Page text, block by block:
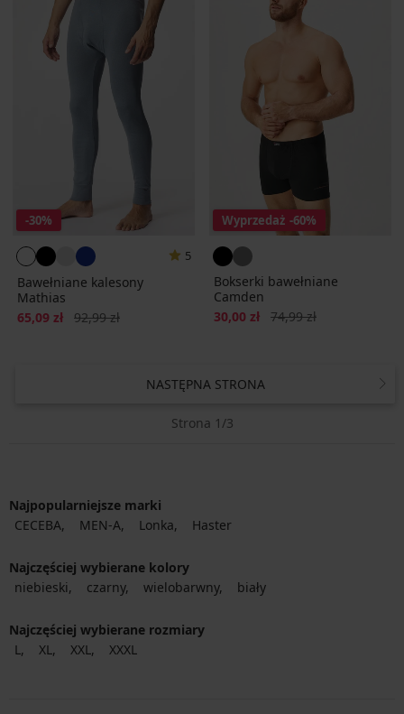
-30%
5
Bawełniane kalesony
Mathias
Zniżka
65,09 zł Pierwotna cena
92,99 zł
Wyprzedaż -60%
Bokserki bawełniane
Camden
Zniżka
30,00 zł Pierwotna cena
74,99 zł
NASTĘPNA STRONA
Strona 1/3
Najpopularniejsze marki
CECEBA
MEN-A Lonka Haster
Najczęściej wybierane kolory
niebieski
czarny wielobarwny biały
Najczęściej wybierane rozmiary
L
XL XXL XXXL